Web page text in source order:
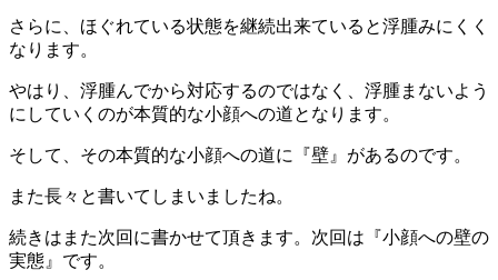
さらに、ほぐれている状態を継続出来ていると浮腫みにくく
なります。
やはり、浮腫んでから対応するのではなく、浮腫まないよう
にしていくのが本質的な小顔への道となります。
そして、その本質的な小顔への道に『壁』があるのです。
また長々と書いてしまいましたね。
続きはまた次回に書かせて頂きます。次回は『小顔への壁の
実態』です。